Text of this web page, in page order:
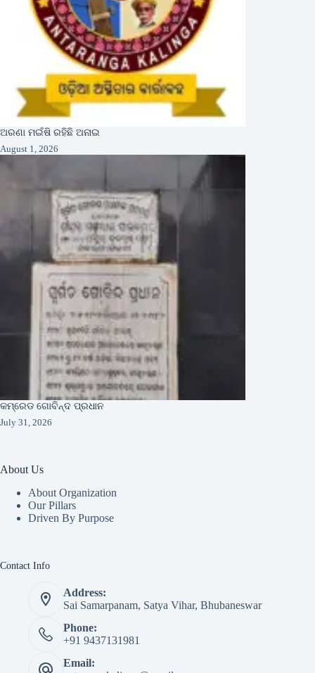
ଅରଣା ମଇଁଷି ରହିଛି ଅନାଇ
August 1, 2026
କମ୍ରେଡ ଗୋବିନ୍ଦ ପ୍ରଧାନ
July 31, 2026
About Us
About Organization
Our Pillars
Driven By Purpose​
Contact Info
Address:
Sai Samarpanam, Satya Vihar, Bhubaneswar
Phone:
+91 9437131981
Email: